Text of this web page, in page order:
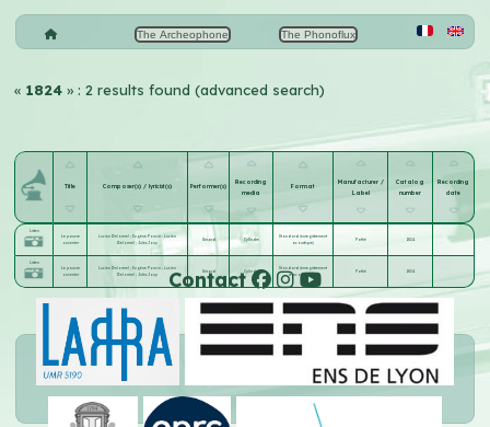
The Archeophone The Phonoflux
« 1824» : 2 results found (advanced search)
Title Composer(s) / lyricist(s) Performer(s)
Recording
media
Format
Manufacturer /
Label
Catalog
number
Recording
date
Listen
Le pauvre
ouverrier
Lucien Delormel; Eugène Poncin;
Lucien
Delormel; Jules Jouy
Grisard Cylindre
Standard (enregistrement
acoustique)
Pathé 1824
Listen
Le pauvre
ouverrier
Lucien Delormel; Eugène Poncin;
Lucien
Delormel; Jules Jouy
Grisard Cylindre
Standard (enregistrement
acoustique)
Pathé 1824
Contact